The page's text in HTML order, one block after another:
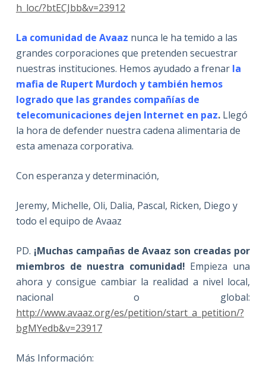
h_loc/?btECJbb&v=23912
La comunidad de Avaaz nunca le ha temido a las
grandes corporaciones que pretenden secuestrar
nuestras instituciones. Hemos ayudado a frenar la
mafia de Rupert Murdoch y también hemos
logrado que las grandes compañías de
telecomunicaciones dejen Internet en paz.Llegó
la hora de defender nuestra cadena alimentaria de
esta amenaza corporativa.
Con esperanza y determinación,
Jeremy, Michelle, Oli, Dalia, Pascal, Ricken, Diego y
todo el equipo de Avaaz
PD. ¡Muchas campañas de Avaaz son creadas por
miembros de nuestra comunidad! Empieza una
ahora y consigue cambiar la realidad a nivel local,
nacional o global:
http://www.avaaz.org/es/petition/start_a_petition/?
bgMYedb&v=23917
Más Información: